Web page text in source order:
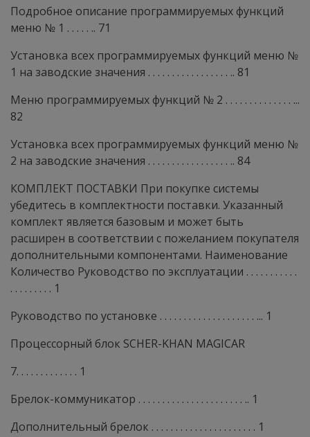
Подробное описание программируемых функций
меню № 1 . . . . . .. 71
Установка всех программируемых функций меню №
1 на заводские значения . . . . . . . . . . . . . . . . . .. 81
Меню программируемых функций № 2 . . . . . . . . . . . . . . ...
82
Установка всех программируемых функций меню №
2 на заводские значения . . . . . . . . . . . . . . . . . .. 84
КОМПЛЕКТ ПОСТАВКИ При покупке системы
убедитесь в комплектности поставки. Указанный
комплект является базовым и может быть
расширен в соответствии с пожеланием покупателя
дополнительными компонентами. Наименование
Количество Руководство по эксплуатации . . . . . . . . . . .
. . . . . . . . . 1
Руководство по установке . . . . . . . . . . . . . . . . . . . . ... 1
Процессорный блок SCHER-KHAN MAGICAR
7. . . . . . . . . . . . . 1
Брелок-коммуникатор . . . . . . . . . . . . . . . . . . . . . . .. 1
Дополнительный брелок . . . . . . . . . . . . . . . . . . . . . . 1